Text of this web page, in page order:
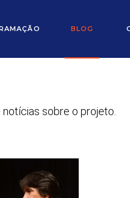
BLOG
sobre o projeto.